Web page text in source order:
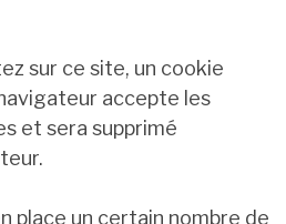
sur ce site, un cookie
accepte les
et sera supprimé
place un certain nombre de